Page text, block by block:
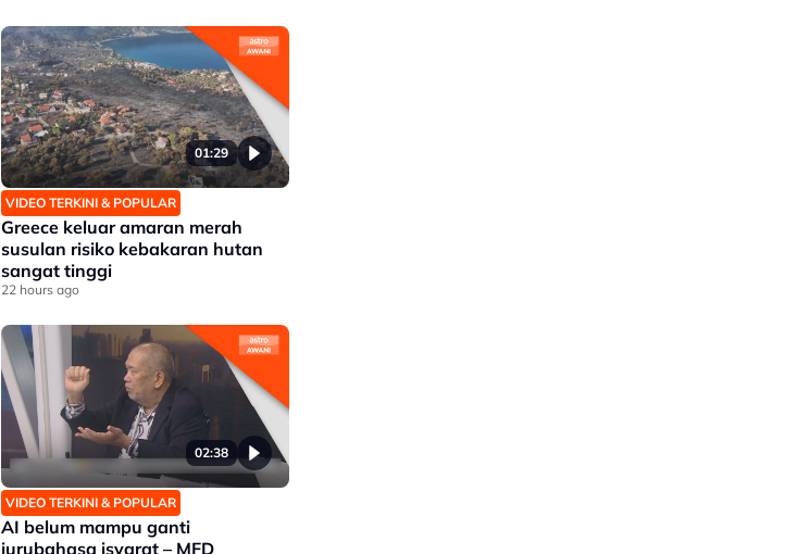
01:29
VIDEO TERKINI & POPULAR
Greece keluar amaran merah
susulan risiko kebakaran hutan
sangat tinggi
22 hours ago
02:38
VIDEO TERKINI & POPULAR
AI belum mampu ganti
jurubahasa isyarat – MFD